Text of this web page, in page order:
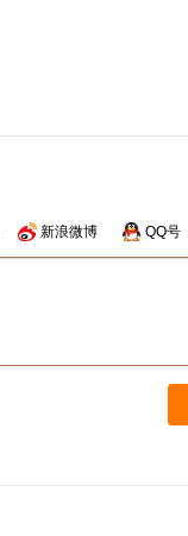
新浪微博 QQ号